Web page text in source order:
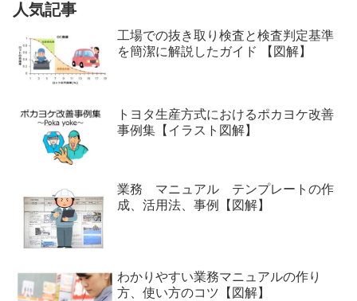
人気記事
工場での抜き取り検査と検査判定基準
を簡潔に解説したガイド 【図解】
トヨタ生産方式におけるポカヨケ改善
事例集【イラスト図解】
業務 マニュアル テンプレートの作
成、活用法、事例【図解】
わかりやすい業務マニュアルの作り
方、使い方のコツ【図解】